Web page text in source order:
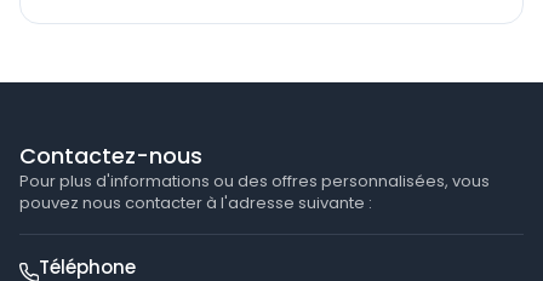
Contactez-nous
Pour plus d'informations ou des offres personnalisées, vous
pouvez nous contacter à l'adresse suivante :
Téléphone